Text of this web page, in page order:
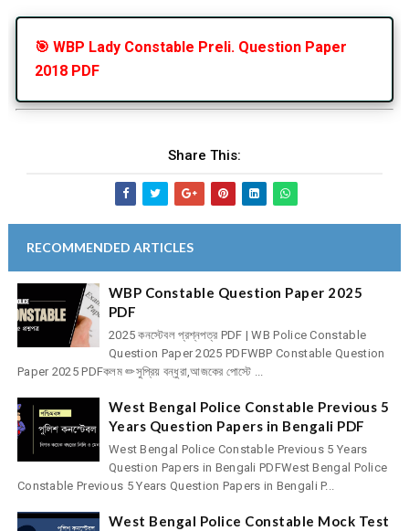
🎯 WBP Lady Constable Preli. Question Paper
2018 PDF
Share This:
RECOMMENDED ARTICLES
WBP Constable Question Paper 2025
PDF
2025 কনস্টেবল প্রশ্নপত্র PDF | WB Police Constable
Question Paper 2025 PDFWBP Constable Question
Paper 2025 PDFকলম ✏সুপ্রিয় বন্ধুরা,আজকের পোস্টে ...
West Bengal Police Constable Previous 5
Years Question Papers in Bengali PDF
West Bengal Police Constable Previous 5 Years
Question Papers in Bengali PDFWest Bengal Police
Constable Previous 5 Years Question Papers in Bengali P...
West Bengal Police Constable Mock Test